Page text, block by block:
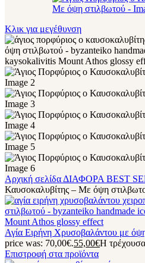
Κλικ για μεγέθυνση
Αρχική σελίδα ΔΙΑΦΟΡΑ BEST
Καυσοκαλυβίτης – Με όψη
Αγία Ειρήνη Χρυσοβαλάντου με
price was: 70,00€.55,00€Η τρέχουσα
Επιστροφή στα προϊόντα